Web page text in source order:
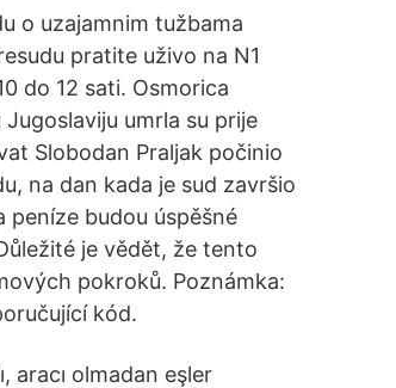
o uzajamnim tužbama
pratite uživo na N1
do 12 sati. Osmorica
umrla su prije
Slobodan Praljak počinio
na dan kada je sud završio
peníze budou úspěšné
je vědět, že tento
pokroků. Poznámka:
kód.
aracı olmadan eşler